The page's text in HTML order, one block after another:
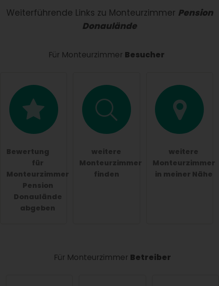
Hiermit akzeptiere ich dieAGB .
Die Datenschutzerklärung
habe ich zur Kenntnis
öffentliche Frage stellen
Hinweis:Bitte beachten Sie, öffentliche Fragen sind
für alle Besucher sichtbar
Klicken Sie hier um eine
Weiterführende Links zu Monteurzimmer Pension
Donaulände
Für Monteurzimmer Besucher
Bewertung
für
Monteurzimmer
Pension
Donaulände
abgeben
weitere
Monteurzimmer
finden
weitere
Monteurzimmer
in meiner Nähe
Für Monteurzimmer Betreiber